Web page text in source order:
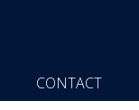
CONTACT